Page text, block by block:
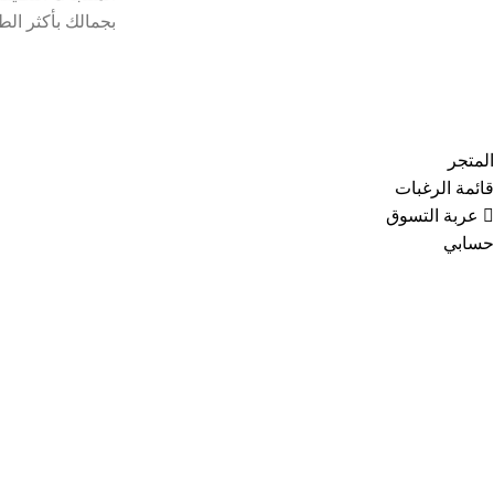
بجمالك بأكثر
المتجر
قائمة الرغبات
عربة التسوق
حسابي